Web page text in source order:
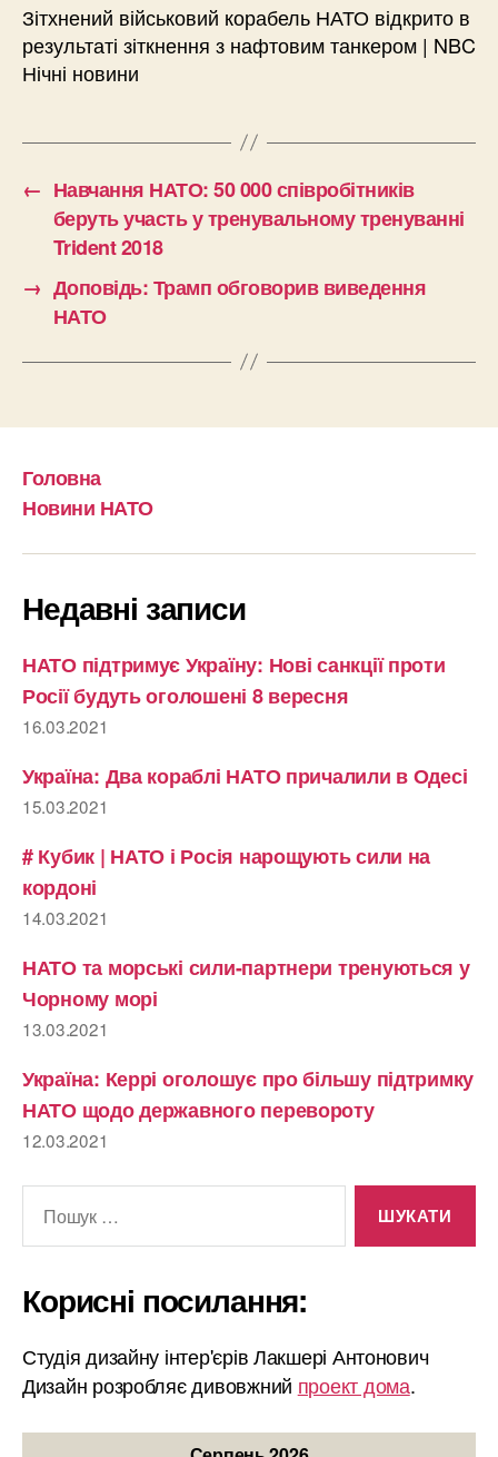
Зітхнений військовий корабель НАТО відкрито в
результаті зіткнення з нафтовим танкером | NBC
Нічні новини
← Навчання НАТО: 50 000 співробітників
беруть участь у тренувальному тренуванні
Trident 2018
→ Доповідь: Трамп обговорив виведення
НАТО
Головна
Новини НАТО
Недавні записи
НАТО підтримує Україну: Нові санкції проти
Росії будуть оголошені 8 вересня
16.03.2021
Україна: Два кораблі НАТО причалили в Одесі
15.03.2021
# Кубик | НАТО і Росія нарощують сили на
кордоні
14.03.2021
НАТО та морські сили-партнери тренуються у
Чорному морі
13.03.2021
Україна: Керрі оголошує про більшу підтримку
НАТО щодо державного перевороту
12.03.2021
Корисні посилання:
Студія дизайну інтер'єрів Лакшері Антонович
Дизайн розробляє дивовжний проект дома.